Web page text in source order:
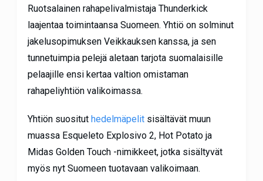
Ruotsalainen rahapelivalmistaja Thunderkick
laajentaa toimintaansa Suomeen. Yhtiö on solminut
jakelusopimuksen Veikkauksen kanssa, ja sen
tunnetuimpia pelejä aletaan tarjota suomalaisille
pelaajille ensi kertaa valtion omistaman
rahapeliyhtiön valikoimassa.
Yhtiön suositut hedelmäpelitsisältävät muun
muassa Esqueleto Explosivo 2, Hot Potato ja
Midas Golden Touch -nimikkeet, jotka sisältyvät
myös nyt Suomeen tuotavaan valikoimaan.